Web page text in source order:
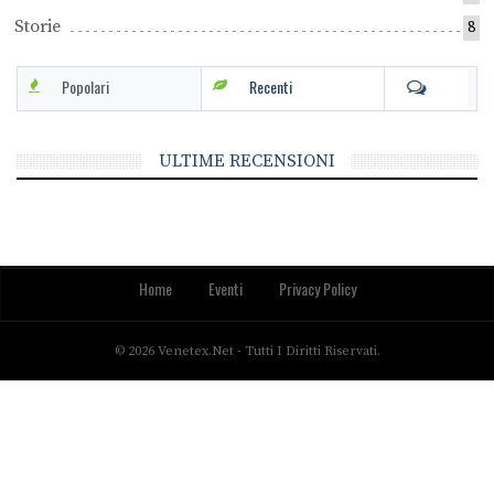
Storie 8
Popolari Recenti
ULTIME RECENSIONI
Home Eventi Privacy Policy
© 2026 Venetex.net - Tutti I Diritti Riservati.